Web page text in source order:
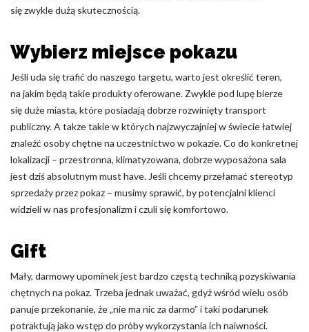
się zwykle dużą skutecznością.
Wybierz miejsce pokazu
Jeśli uda się trafić do naszego targetu, warto jest określić teren,
na jakim będą takie produkty oferowane. Zwykle pod lupę bierze
się duże miasta, które posiadają dobrze rozwinięty transport
publiczny. A takze takie w których najzwyczajniej w świecie łatwiej
znaleźć osoby chętne na uczestnictwo w pokazie. Co do konkretnej
lokalizacji – przestronna, klimatyzowana, dobrze wyposażona sala
jest dziś absolutnym must have. Jeśli chcemy przełamać stereotyp
sprzedaży przez pokaz – musimy sprawić, by potencjalni klienci
widzieli w nas profesjonalizm i czuli się komfortowo.
Gift
Mały, darmowy upominek jest bardzo częstą techniką pozyskiwania
chętnych na pokaz. Trzeba jednak uważać, gdyż wśród wielu osób
panuje przekonanie, że „nie ma nic za darmo” i taki podarunek
potraktują jako wstęp do próby wykorzystania ich naiwności.
Zapisz moje preferencje